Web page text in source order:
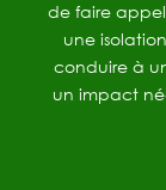
de faire appel
une
conduire à
un impact